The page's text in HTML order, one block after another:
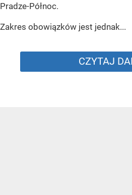
Pradze-Północ.
Zakres obowiązków jest jednak...
CZYTAJ